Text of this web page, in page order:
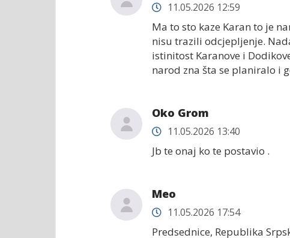
11.05.2026 12:59
Ma to sto kaze Karan to je
nisu trazili odcjepljenje.
istinitost Karanove i
narod zna šta se planiralo i
Oko Grom
11.05.2026 13:40
Jb te onaj ko te postavio .
Meo
11.05.2026 17:54
Predsednice, Republika